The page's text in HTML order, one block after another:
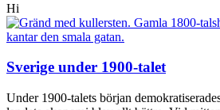
Hi
Sverige under 1900-talet
Under 1900-talets början